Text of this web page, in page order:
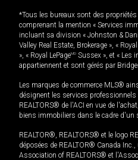
*Tous les bureaux sont des
comprenant la mention « Services
incluant sa division « Johnston &
Valley Real Estate, Brokerage », «
», « Royal LePageMD Sussex », et « Les
appartiennent et sont gérés par
Les marques de commerce MLS®
désignent les services
REALTORS® de l'ACI en vue de
biens immobiliers dans le cadre d'un
REALTOR®, REALTORS® et le logo
déposées de REALTOR® Canada
Association of REALTORS® et